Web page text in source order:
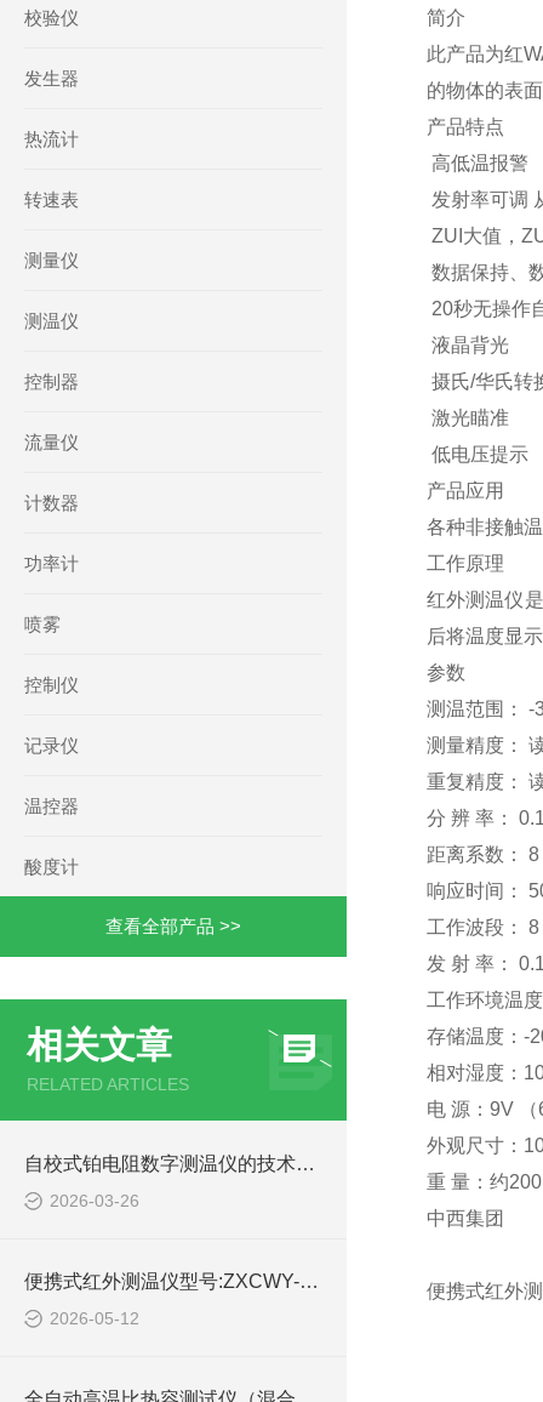
校验仪
发生器
热流计
转速表
测量仪
测温仪
控制器
流量仪
计数器
功率计
喷雾
控制仪
记录仪
温控器
酸度计
查看全部产品 >>
相关文章
RELATED ARTICLES
自校式铂电阻数字测温仪的技术简介
2026-03-26
便携式红外测温仪型号:ZXCWY-50的技术介绍
2026-05-12
简介
此产品为红
的物体的表
产品特点
高低温报警
发射率可调
ZUI大值，
数据保持、
20秒无操作
液晶背光
摄氏/华氏转
激光瞄准
低电压提示
产品应用
各种非接触
工作原理
红外测温仪
后将温度显
参数
测温范围：
测量精度：
重复精度：
分 辨 率：
距离系数： 8
响应时间：
工作波段：
发 射 率：
工作环境温
存储温度：
相对湿度：
电 源：9V
外观尺寸：
重 量：约
中西集团
便携式红外